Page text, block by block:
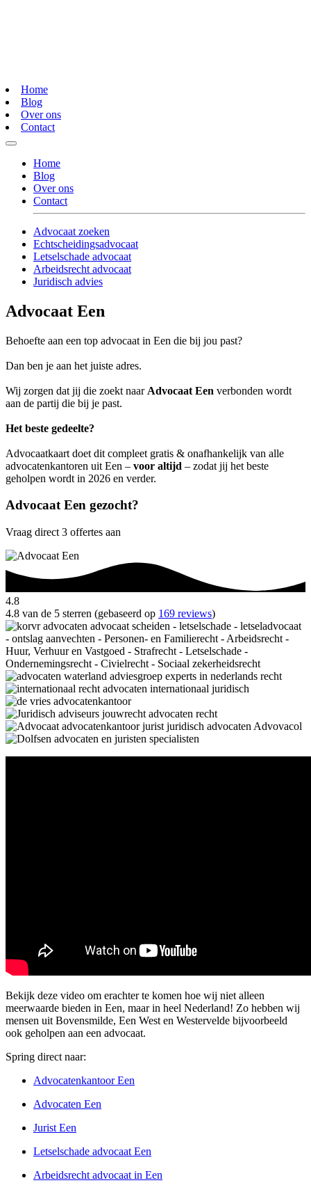
Home
Blog
Over ons
Contact
Home
Blog
Over ons
Contact
Advocaat zoeken
Echtscheidingsadvocaat
Letselschade advocaat
Arbeidsrecht advocaat
Juridisch advies
Advocaat Een
Behoefte aan een top advocaat in Een die bij jou past?
Dan ben je aan het juiste adres.
Wij zorgen dat jij die zoekt naar Advocaat Een verbonden wordt
aan de partij die bij je past.
Het beste gedeelte?
Advocaatkaart doet dit compleet gratis & onafhankelijk van alle
advocatenkantoren uit Een – voor altijd – zodat jij het beste
geholpen wordt in 2026 en verder.
Advocaat Een gezocht?
Vraag direct 3 offertes aan
4.8
4.8 van de 5 sterren (gebaseerd op 169 reviews)
Bekijk deze video om erachter te komen hoe wij niet alleen
meerwaarde bieden in Een, maar in heel Nederland! Zo hebben wij
mensen uit Bovensmilde, Een West en Westervelde bijvoorbeeld
ook geholpen aan een advocaat.
Spring direct naar:
Advocatenkantoor Een
Advocaten Een
Jurist Een
Letselschade advocaat Een
Arbeidsrecht advocaat in Een